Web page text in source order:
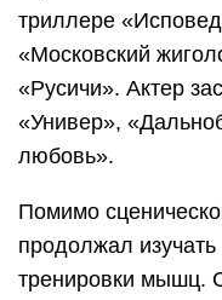
триллере
«Московский
«Русичи». Актер
«Универ»,
любовь».
Помимо
продолжал
тренировки мышц.